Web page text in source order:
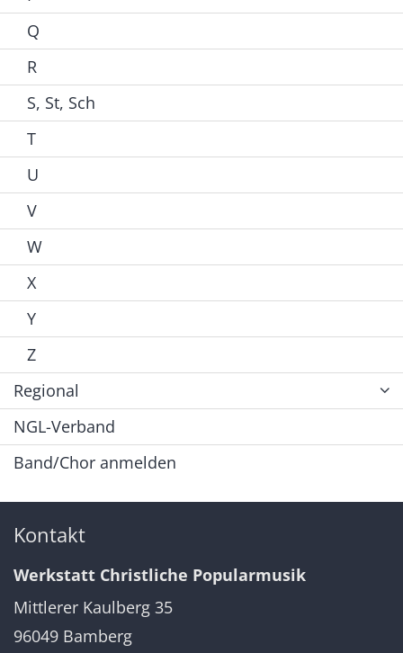
Q
R
S, St, Sch
T
U
V
W
X
Y
Z
Regional
NGL-Verband
Band/Chor anmelden
Kontakt
Werkstatt Christliche Popularmusik
Mittlerer Kaulberg 35
96049 Bamberg